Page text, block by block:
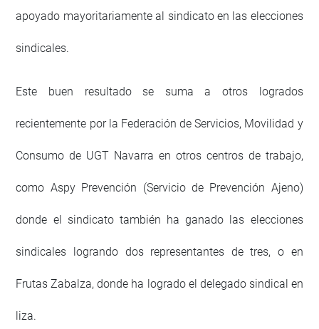
apoyado mayoritariamente al sindicato en las elecciones
sindicales.
Este buen resultado se suma a otros logrados
recientemente por la Federación de Servicios, Movilidad y
Consumo de UGT Navarra en otros centros de trabajo,
como Aspy Prevención (Servicio de Prevención Ajeno)
donde el sindicato también ha ganado las elecciones
sindicales logrando dos representantes de tres, o en
Frutas Zabalza, donde ha logrado el delegado sindical en
liza.